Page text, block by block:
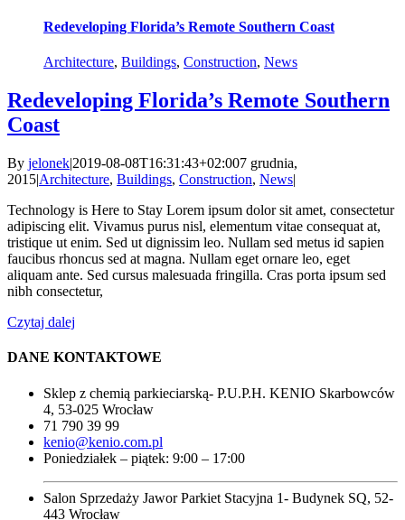
Redeveloping Florida’s Remote Southern Coast
Architecture, Buildings, Construction, News
Redeveloping Florida’s Remote Southern
Coast
By jelonek|2019-08-08T16:31:43+02:007 grudnia,
2015|Architecture, Buildings, Construction, News|
Technology is Here to Stay Lorem ipsum dolor sit amet, consectetur
adipiscing elit. Vivamus purus nisl, elementum vitae consequat at,
tristique ut enim. Sed ut dignissim leo. Nullam sed metus id sapien
faucibus rhoncus sed at magna. Nullam eget ornare leo, eget
aliquam ante. Sed cursus malesuada fringilla. Cras porta ipsum sed
nibh consectetur,
Czytaj dalej
DANE KONTAKTOWE
Sklep z chemią parkieciarską- P.U.P.H. KENIO Skarbowców
4, 53-025 Wrocław
71 790 39 99
kenio@kenio.com.pl
Poniedziałek – piątek: 9:00 – 17:00
Salon Sprzedaży Jawor Parkiet Stacyjna 1- Budynek SQ, 52-
443 Wrocław